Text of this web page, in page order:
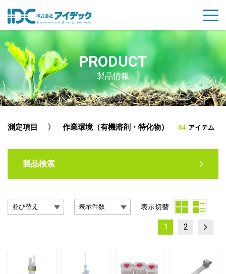
PRODUCT
製品情報
測定項目 〉 作業環境（有機溶剤・特化物） 84 アイテム
製品検索
表示切替
投
の
Page
1 Page
2